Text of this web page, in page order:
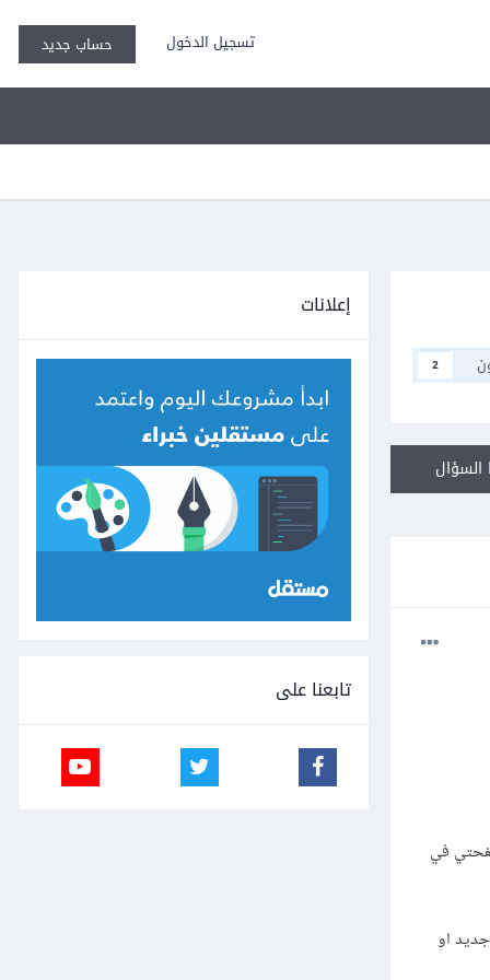
تسجيل الدخول حساب جديد
2
في
او
إعلانات
تابعنا على